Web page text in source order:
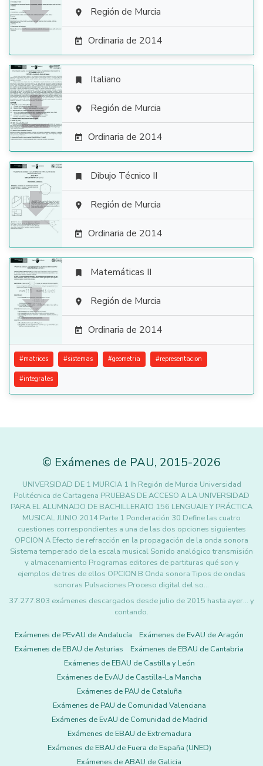
  Región de Murcia
 Ordinaria de 2014

 Italiano
 Región de Murcia
 Ordinaria de 2014

 Dibujo Técnico II
 Región de Murcia
 Ordinaria de 2014

 Matemáticas II
 Región de Murcia
 Ordinaria de 2014
#matrices #sistemas #geometria #representacion
#integrales
© Exámenes de PAU, 2015-2026
UNIVERSIDAD DE 1 MURCIA 1 Ih Región de Murcia Universidad
Politécnica de Cartagena PRUEBAS DE ACCESO A LA UNIVERSIDAD
PARA EL ALUMNADO DE BACHILLERATO 156 LENGUAJE Y PRÁCTICA
MUSICAL JUNIO 2014 Parte 1 Ponderación 30 Define las cuatro
cuestiones correspondientes a una de las dos opciones siguientes
OPCION A Efecto de refracción en la propagación de la onda sonora
Sistema temperado de la escala musical Sonido analógico transmisión
y almacenamiento Programas editores de partituras qué son y
ejemplos de tres de ellos OPCION B Onda sonora Tipos de ondas
sonoras Pulsaciones Proceso digital del so…
37.277.803 exámenes descargados desde julio de 2015 hasta ayer... y
contando.
Exámenes de PEvAU de Andalucía
Exámenes de EvAU de Aragón
Exámenes de EBAU de Asturias
Exámenes de EBAU de Cantabria
Exámenes de EBAU de Castilla y León
Exámenes de EvAU de Castilla-La Mancha
Exámenes de PAU de Cataluña
Exámenes de PAU de Comunidad Valenciana
Exámenes de EvAU de Comunidad de Madrid
Exámenes de EBAU de Extremadura
Exámenes de EBAU de Fuera de España (UNED)
Exámenes de ABAU de Galicia